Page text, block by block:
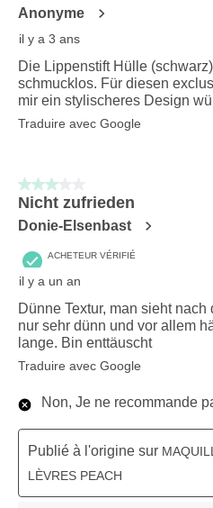
Anonyme
il y a 3 ans
Die Lippenstift Hülle
schmucklos. Für diesen
mir ein stylischeres Design
Traduire avec Google
3 sur 5 étoiles.
Nicht zufrieden
Donie-Elsenbast
ACHETEUR VÉRIFIÉ
il y a un an
Dünne Textur, man sieht
nur sehr dünn und vor allem
lange. Bin enttäuscht
Traduire avec Google
Non, Je ne recommande
Publié à l'origine sur
LÈVRES PEACH